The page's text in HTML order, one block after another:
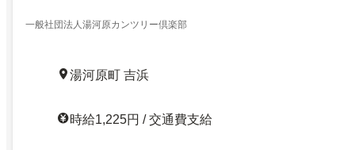
一般社団法人湯河原カンツリー倶楽部
湯河原町 吉浜
時給1,225円 / 交通費支給